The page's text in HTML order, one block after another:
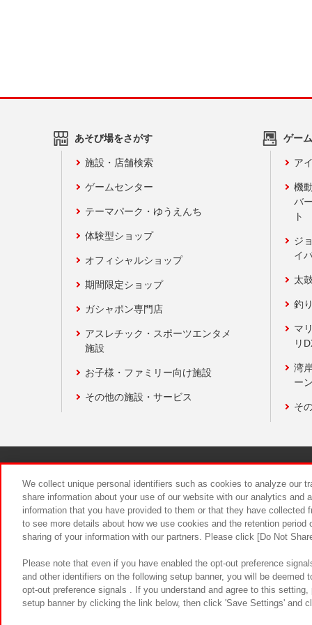
あそび場をさがす
施設・店舗検索
ゲームセンター
テーマパーク・ゆうえんち
体験型ショップ
オフィシャルショップ
期間限定ショップ
ガシャポン専門店
アスレチック・スポーツエンタメ
施設
お子様・ファミリー向け施設
その他の施設・サービス
ゲー
ア
機
バ
ト
ジ
イ
太
釣
マ
リ
湾
ー
そ
食品のご
We collect unique personal identifiers such as cookies to analyze our
share information about your use of our website with our analytics and
information that you have provided to them or that they have
to see more details about how we use cookies and the retention
sharing of your information with our partners. Please click [Do Not
Please note that even if you have enabled the opt-out preference
and other identifiers on the following setup banner, you will be
opt-out preference signals . If you understand and agree to this
setup banner by clicking the link below, then click 'Save Settings' and